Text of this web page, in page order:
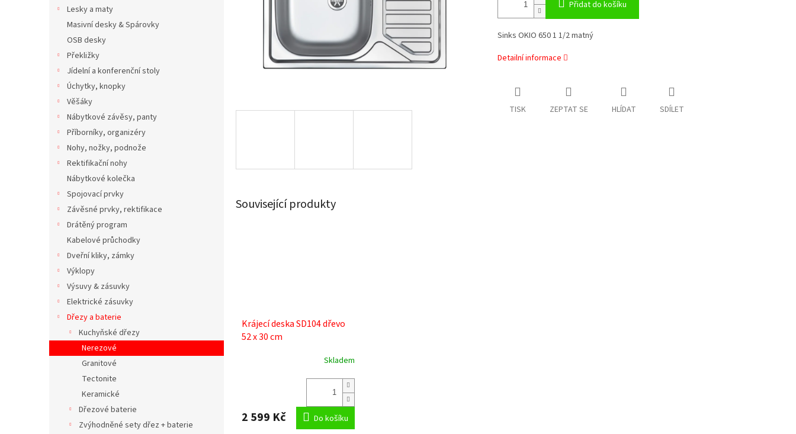
Lesky a maty
Masivní desky & Spárovky
OSB desky
Překližky
Jídelní a konferenční stoly
Úchytky, knopky
Věšáky
Nábytkové závěsy, panty
Příborníky, organizéry
Nohy, nožky, podnože
Rektifikační nohy
Nábytkové kolečka
Spojovací prvky
Závěsné prvky, rektifikace
Drátěný program
Kabelové průchodky
Dveřní kliky, zámky
Výklopy
Výsuvy & zásuvky
Elektrické zásuvky
Dřezy a baterie
Kuchyňské dřezy
Nerezové
Granitové
Tectonite
Keramické
Dřezové baterie
Zvýhodněné sety dřez + baterie
Přidat do košíku
Sinks OKIO 650 1 1/2 matný
Detailní informace
TISK ZEPTAT SE HLÍDAT SDÍLET
Související produkty
Krájecí deska SD104 dřevo
52 x 30 cm
Skladem
2 599 Kč Do košíku